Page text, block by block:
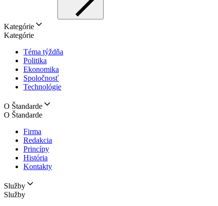
Kategórie
Kategórie
Téma týždňa
Politika
Ekonomika
Spoločnosť
Technológie
O Štandarde
O Štandarde
Firma
Redakcia
Princípy
História
Kontakty
Služby
Služby